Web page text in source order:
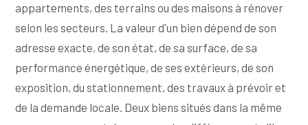
appartements, des terrains ou des maisons à rénover
selon les secteurs. La valeur d'un bien dépend de son
adresse exacte, de son état, de sa surface, de sa
performance énergétique, de ses extérieurs, de son
exposition, du stationnement, des travaux à prévoir et
de la demande locale. Deux biens situés dans la même